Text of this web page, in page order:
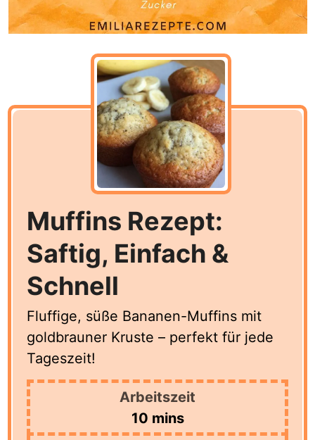
Muffins Rezept:
Saftig, Einfach &
Schnell
Fluffige, süße Bananen-Muffins mit
goldbrauner Kruste – perfekt für jede
Tageszeit!
Arbeitszeit
10minutes
mins